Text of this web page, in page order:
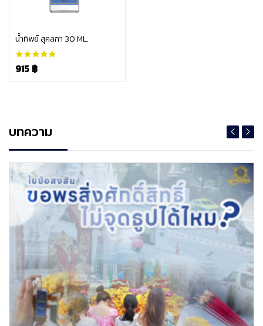
น้ำทิพย์ สุคลฑา 30 ML.
915 ฿
หยิบใส่ตะกร้า
บทความ